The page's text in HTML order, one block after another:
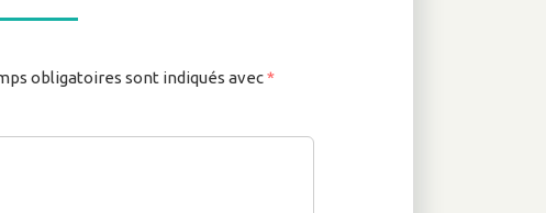
obligatoires sont indiqués avec*